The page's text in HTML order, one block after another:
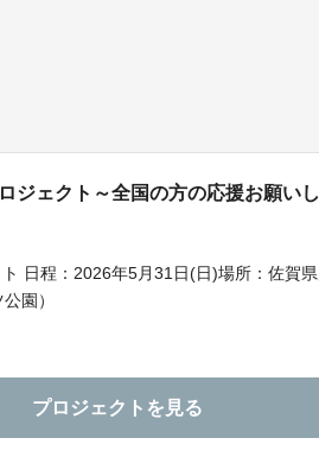
ジェクト～全国の方の応援お願い
日程：2026年5月31日(日)場所：佐賀
園）
プロジェクトを見る